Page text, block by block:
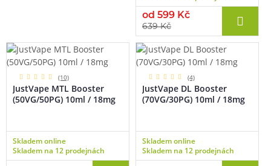
od 599 Kč
639 Kč
(10)
JustVape MTL Booster
(50VG/50PG) 10ml / 18mg
Skladem online
Skladem na 12 prodejnách
(4)
JustVape DL Booster
(70VG/30PG) 10ml / 18mg
Skladem online
Skladem na 12 prodejnách